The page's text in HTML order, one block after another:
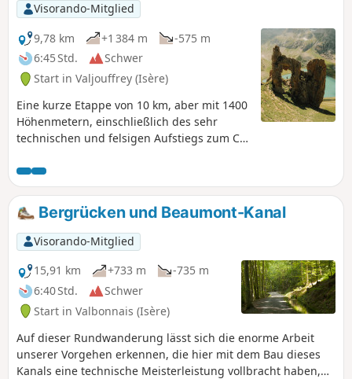
Visorando-Mitglied
9,78 km
+1 384 m
-575 m
6:45 Std.
Schwer
Start in Valjouffrey (Isère)
Eine kurze Etappe von 10 km, aber mit 1400
Höhenmetern, einschließlich des sehr
technischen und felsigen Aufstiegs zum Col
geboten, insbesondere mit einem schweren
Rucksack. Eine schmale Passage zwischen
zwei herrlichen Bergen, der Roche de La
Muzelle und dem Pic du Clapier du Peyron.
Während des gesamten Aufstiegs sind Sie
von Bergmassiven mit einer Höhe von über
3000 m umgeben. Vom Pass aus haben Sie
einen herrlichen Blick auf den Rest des
Glacier de la Muzelle, den See und den
Korridor, der hinunter nach Valsenestre
führt.
Bergrücken und Beaumont-Kanal
Visorando-Mitglied
15,91 km
+733 m
-735 m
6:40 Std.
Schwer
Start in Valbonnais (Isère)
Auf dieser Rundwanderung lässt sich die enorme Arbeit
unserer Vorgehen erkennen, die hier mit dem Bau dieses
Kanals eine technische Meisterleistung vollbracht haben,